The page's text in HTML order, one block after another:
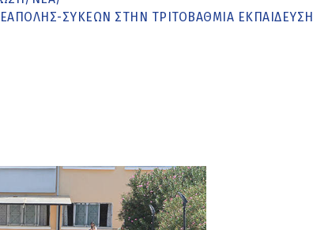
ΣΥΚΕΏΝ ΣΤΗΝ ΤΡΙΤΟΒΆΘΜΙΑ ΕΚΠΑΊΔΕΥΣΗ